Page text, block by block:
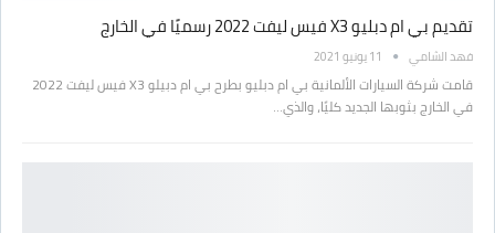
تقديم بي ام دبليو X3 فيس ليفت 2022 رسميًا في الخارج
فهد الشامي 11 يونيو 2021
قامت شركة السيارات الألمانية بي ام دبليو بطرح بي ام دبيلو X3 فيس ليفت 2022
في الخارج بثوبها الجديد كليًا، والذي…